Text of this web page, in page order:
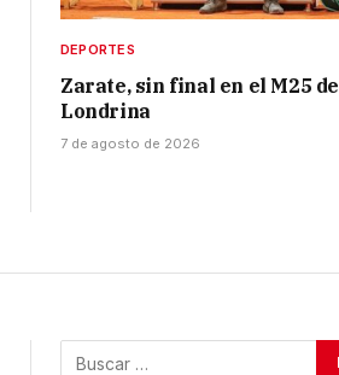
DEPORTES
Zarate, sin final en el M25 de
Londrina
7 de agosto de 2026